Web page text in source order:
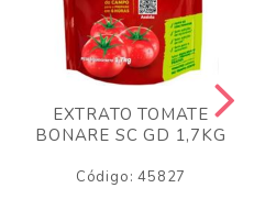
EXTRATO TOMATE
BONARE SC GD 1,7KG
Código: 45827